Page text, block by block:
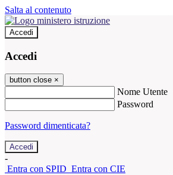
Salta al contenuto
Accedi
Accedi
button close ×
Nome Utente
Password
Password dimenticata?
-
Entra con SPID Entra con CIE